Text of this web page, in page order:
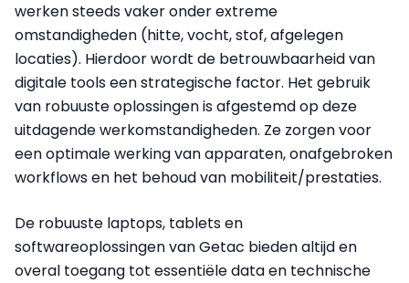
werken steeds vaker onder extreme
omstandigheden (hitte, vocht, stof, afgelegen
locaties). Hierdoor wordt de betrouwbaarheid van
digitale tools een strategische factor. Het gebruik
van robuuste oplossingen is afgestemd op deze
uitdagende werkomstandigheden. Ze zorgen voor
een optimale werking van apparaten, onafgebroken
workflows en het behoud van mobiliteit/prestaties.
De robuuste laptops, tablets en
softwareoplossingen van Getac bieden altijd en
overal toegang tot essentiële data en technische